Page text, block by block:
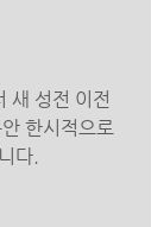
새 성전 이전
한시적으로
다.